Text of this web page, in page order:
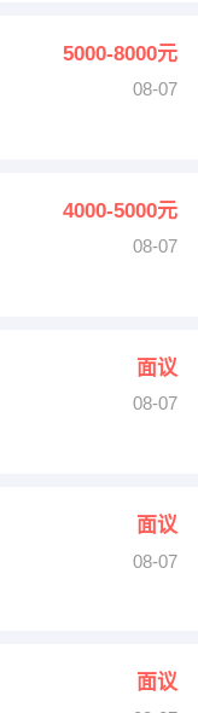
5000-8000元
08-07
4000-5000元
08-07
面议
08-07
面议
08-07
面议